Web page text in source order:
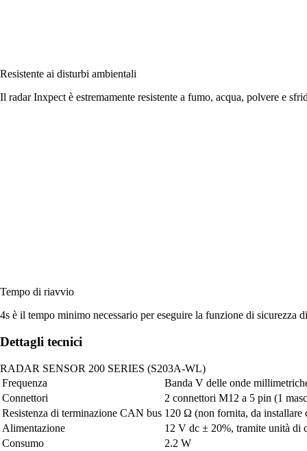
Resistente ai disturbi ambientali
Il radar Inxpect è estremamente resistente a fumo, acqua, polvere e
Tempo di riavvio
4s è il tempo minimo necessario per eseguire la funzione di sicurezza
Dettagli tecnici
RADAR SENSOR 200 SERIES (S203A-WL)
Frequenza
Banda V delle onde
Connettori
2 connettori M12 a 5 pin (1
Resistenza di terminazione CAN bus 120 Ω (non fornita, da installare
Alimentazione
12 V dc ± 20%, tramite unità di
Consumo
2.2 W